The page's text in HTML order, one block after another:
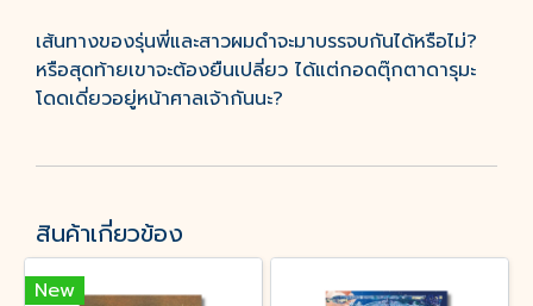
เส้นทางของรุ่นพี่และสาวผมดำจะมาบรรจบกันได้หรือไม่?
หรือสุดท้ายเขาจะต้องยืนเปลี่ยว ได้แต่กอดตุ๊กตาดารุมะ
โดดเดี่ยวอยู่หน้าศาลเจ้ากันนะ?
สินค้าเกี่ยวข้อง
New